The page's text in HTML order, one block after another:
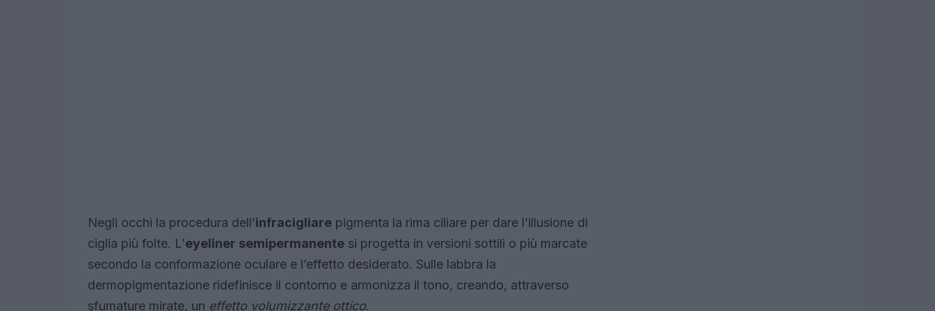
Negli occhi la procedura dell’infracigliare pigmenta la rima ciliare per dare l’illusione di
ciglia più folte. L’eyeliner semipermanente si progetta in versioni sottili o più marcate
secondo la conformazione oculare e l’effetto desiderato. Sulle labbra la
dermopigmentazione ridefinisce il contorno e armonizza il tono, creando, attraverso
sfumature mirate, un effetto volumizzante ottico.